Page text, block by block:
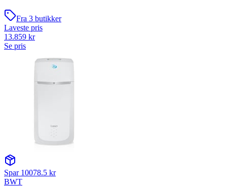
Fra 3 butikker
Laveste pris
13.859 kr
Se pris
Spar 10078.5 kr
BWT